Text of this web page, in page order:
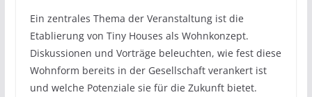
Ein zentrales Thema der Veranstaltung ist die
Etablierung von Tiny Houses als Wohnkonzept.
Diskussionen und Vorträge beleuchten, wie fest diese
Wohnform bereits in der Gesellschaft verankert ist
und welche Potenziale sie für die Zukunft bietet.